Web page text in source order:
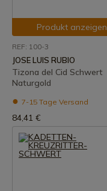
Produkt anzeigen
REF: 100-3
JOSE LUIS RUBIO
Tizona del Cid Schwert
Naturgold
7-15 Tage Versand
84,41 €